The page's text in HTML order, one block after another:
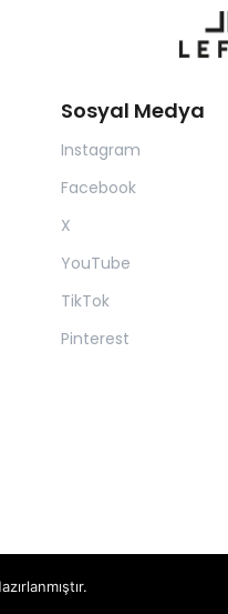
Sosyal Medya
Instagram
Facebook
X
YouTube
TikTok
Pinterest